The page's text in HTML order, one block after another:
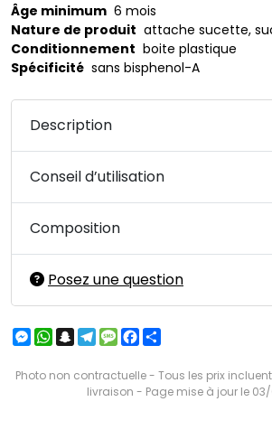
Âge minimum 6 mois
Nature de produit attache sucette,
Conditionnement boite plastique
Spécificité sans bisphenol-A
Description
Conseil d’utilisation
Composition
Posez une question
Messenger
WhatsApp
Snapchat
Telegram
MessageFacebook
Photo non contractuelle - Tous les prix
livraison - Page mise à jour le